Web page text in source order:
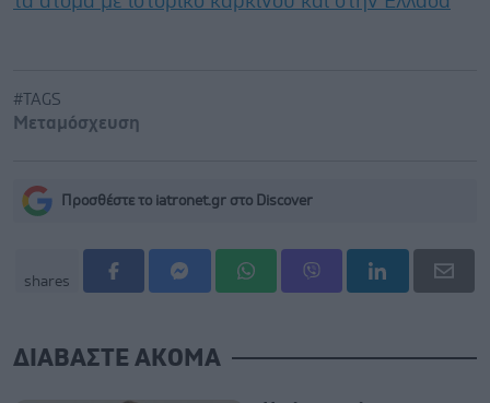
#TAGS
Μεταμόσχευση
Προσθέστε το iatronet.gr στο Discover
shares
ΔΙΑΒΑΣΤΕ ΑΚΟΜΑ